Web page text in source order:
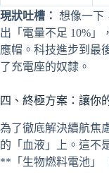
現狀吐槽： 想像一下
出「電量不足 10%」
應帽。科技進步到最
了充電座的奴隸。
四、終極方案：讓你
為了徹底解決續航焦
的「血液」上。這不
**「生物燃料電池」